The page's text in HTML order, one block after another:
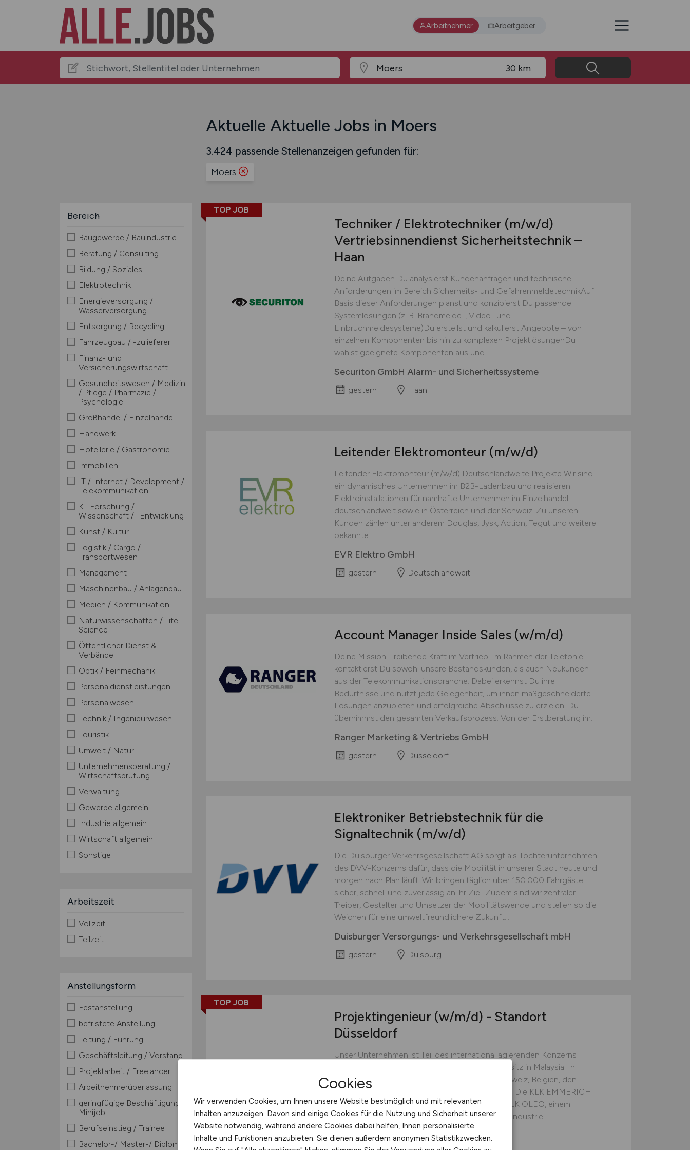
Arbeitnehmer Arbeitgeber
Aktuelle Aktuelle Jobs in Moers
3.424 passende Stellenanzeigen gefunden für:
Moers
Bereich
Baugewerbe / Bauindustrie
Beratung / Consulting
Bildung / Soziales
Elektrotechnik
Energieversorgung /
Wasserversorgung
Entsorgung / Recycling
Fahrzeugbau / -zulieferer
Finanz- und
Versicherungswirtschaft
Gesundheitswesen / Medizin
/ Pflege / Pharmazie /
Psychologie
Großhandel / Einzelhandel
Handwerk
Hotellerie / Gastronomie
Immobilien
IT / Internet / Development /
Telekommunikation
KI-Forschung / -
Wissenschaft / -Entwicklung
Kunst / Kultur
Logistik / Cargo /
Transportwesen
Management
Maschinenbau / Anlagenbau
Medien / Kommunikation
Naturwissenschaften / Life
Science
Öffentlicher Dienst &
Verbände
Optik / Feinmechanik
Personaldienstleistungen
Personalwesen
Technik / Ingenieurwesen
Touristik
Umwelt / Natur
Unternehmensberatung /
Wirtschaftsprüfung
Verwaltung
Gewerbe allgemein
Industrie allgemein
Wirtschaft allgemein
Sonstige
Arbeitszeit
Vollzeit
Teilzeit
Anstellungsform
Festanstellung
befristete Anstellung
Leitung / Führung
Geschäftsleitung / Vorstand
Projektarbeit / Freelancer
Arbeitnehmerüberlassung
geringfügige Beschäftigung /
Minijob
Berufseinstieg / Trainee
Bachelor-/ Master-/ Diplom-
TOP JOB
Techniker / Elektrotechniker (m/w/d)
Vertriebsinnendienst Sicherheitstechnik –
Haan
Deine Aufgaben Du analysierst Kundenanfragen und technische
Anforderungen im Bereich Sicherheits- und GefahrenmeldetechnikAuf
Basis dieser Anforderungen planst und konzipierst Du passende
Systemlösungen (z. B. Brandmelde-, Video- und
Einbruchmeldesysteme)Du erstellst und kalkulierst Angebote – von
einzelnen Komponenten bis hin zu komplexen ProjektlösungenDu
wählst geeignete Komponenten aus und...
Securiton GmbH Alarm- und Sicherheitssysteme
gestern Haan
Leitender Elektromonteur (m/w/d)
Leitender Elektromonteur (m/w/d) Deutschlandweite Projekte Wir sind
ein dynamisches Unternehmen im B2B-Ladenbau und realisieren
Elektroinstallationen für namhafte Unternehmen im Einzelhandel -
deutschlandweit sowie in Österreich und der Schweiz. Zu unseren
Kunden zählen unter anderem Douglas, Jysk, Action, Tegut und weitere
bekannte...
EVR Elektro GmbH
gestern Deutschlandweit
Account Manager Inside Sales (w/m/d)
Deine Mission: Treibende Kraft im Vertrieb. Im Rahmen der Telefonie
kontaktierst Du sowohl unsere Bestandskunden, als auch Neukunden
aus der Telekommunikationsbranche. Dabei erkennst Du ihre
Bedürfnisse und nutzt jede Gelegenheit, um ihnen maßgeschneiderte
Lösungen anzubieten und erfolgreiche Abschlüsse zu erzielen. Du
übernimmst den gesamten Verkaufsprozess. Von der Erstberatung im...
Ranger Marketing & Vertriebs GmbH
gestern Düsseldorf
Elektroniker Betriebstechnik für die
Signaltechnik (m/w/d)
Die Duisburger Verkehrsgesellschaft AG sorgt als Tochterunternehmen
des DVV-Konzerns dafür, dass die Mobilität in unserer Stadt heute und
morgen nach Plan läuft. Wir bringen täglich über 150.000 Fahrgäste
sicher, schnell und zuverlässig an ihr Ziel. Zudem sind wir zentraler
Treiber, Gestalter und Umsetzer der Mobilitätswende und stellen so die
Weichen für eine umweltfreundlichere Zukunft...
Duisburger Versorgungs- und Verkehrsgesellschaft mbH
gestern Duisburg
TOP JOB
Projektingenieur (w/m/d) - Standort
Düsseldorf
Unser Unternehmen ist Teil des international agierenden Konzerns
Kuala Lumpur Kepong Berhad (“KLK“) mit Hauptsitz in Malaysia. In
Europa sind wir an sieben Standorten in der Schweiz, Belgien, den
Niederlanden, Italien und Deutschland vertreten. Die KLK EMMERICH
GmbH gehört zum Unternehmensbereich der KLK OLEO, einem
führenden Global Player in der oleochemischen Industrie...
KLK EMMERICH GmbH
Cookies
Wir verwenden Cookies, um Ihnen unsere Website bestmöglich und mit relevanten
Inhalten anzuzeigen. Davon sind einige Cookies für die Nutzung und Sicherheit unserer
Website notwendig, während andere Cookies dabei helfen, Ihnen personalisierte
Inhalte und Funktionen anzubieten. Sie dienen außerdem anonymen Statistikzwecken.